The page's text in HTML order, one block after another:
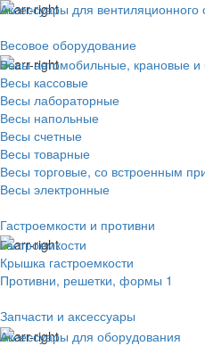
Аксессуары для вентиляционного
Весовое оборудование
Весы автомобильные, крановые
Весы кассовые
Весы лабораторные
Весы напольные
Весы счетные
Весы товарные
Весы торговые, со встроенным
Весы электронные
Гастроемкости и противни
Гастроемкости
Крышка гастроемкости
Противни, решетки, формы 1
Запчасти и аксессуары
Аксессуары для оборудования